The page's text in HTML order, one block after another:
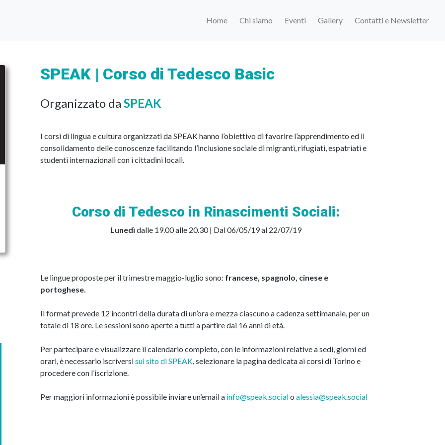
Home Chi siamo Eventi Gallery Contatti e Newsletter
SPEAK | Corso di Tedesco Basic
Organizzato da SPEAK
I corsi di lingua e cultura organizzati da SPEAK hanno l’obiettivo di favorire l’apprendimento ed il
consolidamento delle conoscenze facilitando l’inclusione sociale di migranti, rifugiati, espatriati e
studenti internazionali con i cittadini locali.
Corso di Tedesco in Rinascimenti Sociali:
Lunedì dalle 19.00 alle 20.30 | Dal 06/05/19 al 22/07/19
Le lingue proposte per il trimestre maggio-luglio sono: francese, spagnolo, cinese e
portoghese.
Il format prevede 12 incontri della durata di un’ora e mezza ciascuno a cadenza settimanale, per un
totale di 18 ore. Le sessioni sono aperte a tutti a partire dai 16 anni di età.
Per partecipare e visualizzare il calendario completo, con le informazioni relative a sedi, giorni ed
orari, è necessario iscriversisul sito di SPEAK , selezionare la pagina dedicata ai corsi di Torino e
procedere con l’iscrizione.
Per maggiori informazioni è possibile inviare un’email a info@speak.socialo alessia@speak.social